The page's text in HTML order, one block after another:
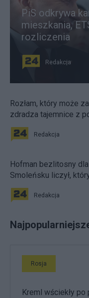
PiS odkrywa
mieszkania,
rozliczenia
Redakcja
Rozłam, który może
zdradza tajemnice z
Redakcja
Hofman bezlitosny
Smoleńsku liczył,
Redakcja
Rosja
Kreml wściekły